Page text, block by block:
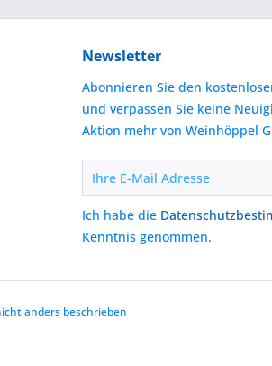
Newsletter
Abonnieren Sie den
und verpassen Sie keine
Aktion mehr von Weinhöppel
Ich habe die
Kenntnis genommen.
anders beschrieben